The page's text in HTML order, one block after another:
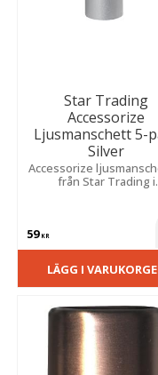
Star Trading
Accessorize
Ljusmanschett 5-
Silver
Accessorize
från Star Trading i
59KR
LÄGG I